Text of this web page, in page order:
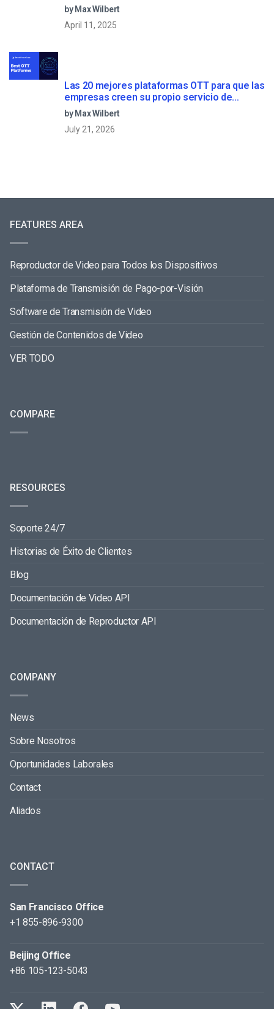
by Max Wilbert
April 11, 2025
Las 20 mejores plataformas OTT para que las
empresas creen su propio servicio de
streaming (2026)
by Max Wilbert
July 21, 2026
FEATURES AREA
Reproductor de Video para Todos los Dispositivos
Plataforma de Transmisión de Pago-por-Visión
Software de Transmisión de Video
Gestión de Contenidos de Video
VER TODO
COMPARE
RESOURCES
Soporte 24/7
Historias de Éxito de Clientes
Blog
Documentación de Video API
Documentación de Reproductor API
COMPANY
News
Sobre Nosotros
Oportunidades Laborales
Contact
Aliados
CONTACT
San Francisco Office
+1 855-896-9300
Beijing Office
+86 105-123-5043